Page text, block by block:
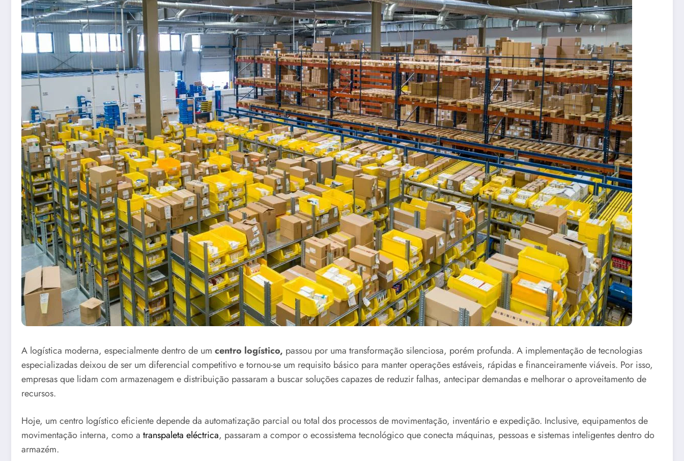
A logística moderna, especialmente dentro de um centro logístico, passou por uma transformação silenciosa, porém profunda. A implementação de tecnologias
especializadas deixou de ser um diferencial competitivo e tornou-se um requisito básico para manter operações estáveis, rápidas e financeiramente viáveis. Por isso,
empresas que lidam com armazenagem e distribuição passaram a buscar soluções capazes de reduzir falhas, antecipar demandas e melhorar o aproveitamento de
recursos.
Hoje, um centro logístico eficiente depende da automatização parcial ou total dos processos de movimentação, inventário e expedição. Inclusive, equipamentos de
movimentação interna, como a transpaleta eléctrica, passaram a compor o ecossistema tecnológico que conecta máquinas, pessoas e sistemas inteligentes dentro do
armazém.